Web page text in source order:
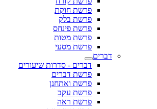
פרשת חוקת
פרשת בלק
פרשת פינחס
פרשת מטות
פרשת מסעי
דברים
דברים - סדרות שיעורים
פרשת דברים
פרשת ואתחנן
פרשת עקב
פרשת ראה